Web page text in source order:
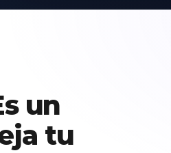
un
tu